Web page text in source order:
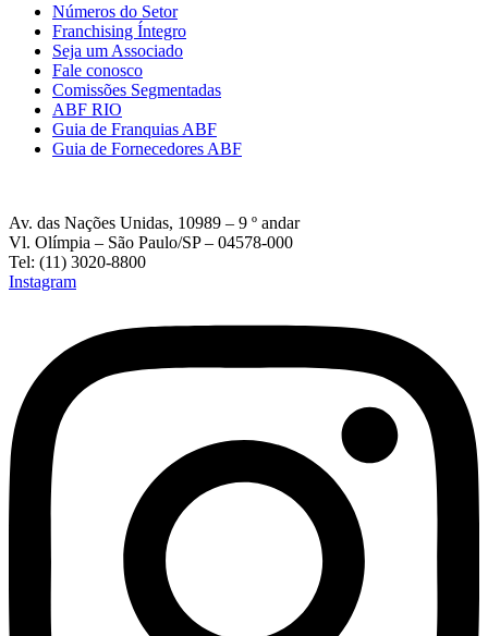
Números do Setor
Franchising Íntegro
Seja um Associado
Fale conosco
Comissões Segmentadas
ABF RIO
Guia de Franquias ABF
Guia de Fornecedores ABF
Av. das Nações Unidas, 10989 – 9 º andar
Vl. Olímpia – São Paulo/SP – 04578-000
Tel: (11) 3020-8800
Instagram